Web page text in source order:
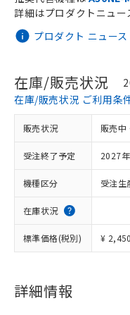
プロダクト ニュー
詳細はプロダクトニュー
在庫/販売状況
在庫/販売状況 ご利用条
販売状況 販売中
受注終了予定 2027
機種区分 受注生
在庫状況
標準価格(税別) ¥ 2,450
詳細情報